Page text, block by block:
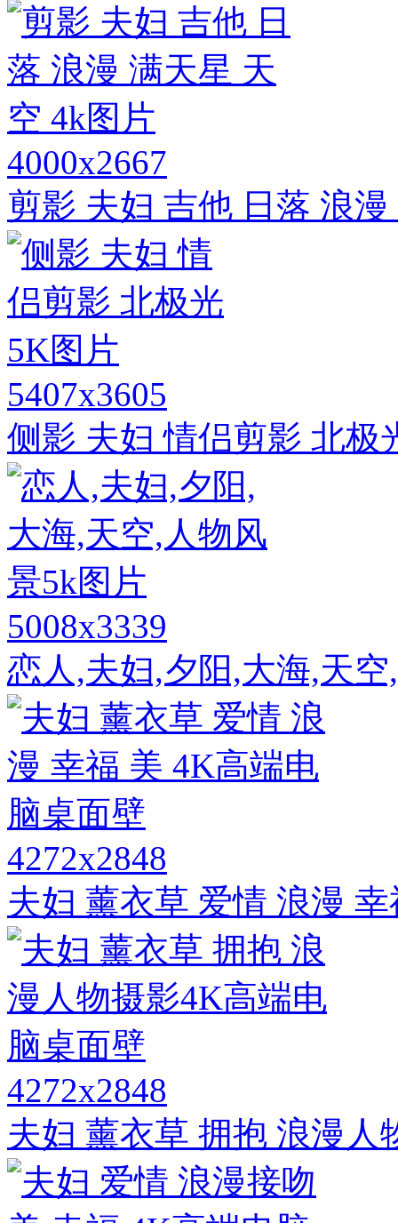
4000x2667
剪影 夫妇 吉他 日落 浪
5407x3605
侧影 夫妇 情侣剪影 北极
5008x3339
恋人,夫妇,夕阳,大海,天
4272x2848
夫妇 薰衣草 爱情 浪漫
4272x2848
夫妇 薰衣草 拥抱 浪漫